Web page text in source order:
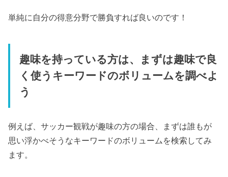
単純に自分の得意分野で勝負すれば良いのです！
趣味を持っている方は、まずは趣味で良
く使うキーワードのボリュームを調べよ
う
例えば、サッカー観戦が趣味の方の場合、まずは誰もが
思い浮かべそうなキーワードのボリュームを検索してみ
ます。